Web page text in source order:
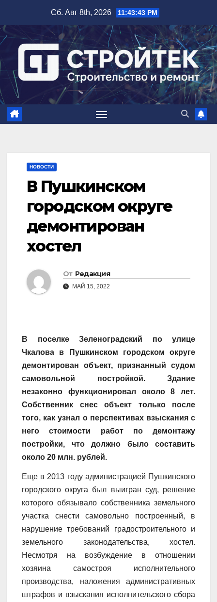
содержимому
Сб. Авг 8th, 2026 11:43:44 PM
НОВОСТИ
В Пушкинском
городском округе
демонтирован
хостел
От Редакция
МАЙ 15, 2022
В поселке Зеленоградский по улице
Чкалова в Пушкинском городском округе
демонтирован объект, признанный судом
самовольной постройкой. Здание
незаконно функционировал около 8 лет.
Собственник снес объект только после
того, как узнал о перспективах взыскания с
него стоимости работ по демонтажу
постройки, что должно было составить
около 20 млн. рублей.
Еще в 2013 году администрацией Пушкинского
городского округа был выигран суд, решение
которого обязывало собственника земельного
участка снести самовольно построенный, в
нарушение требований градостроительного и
земельного законодательства, хостел.
Несмотря на возбуждение в отношении
хозяина самостроя исполнительного
производства, наложения административных
штрафов и взыскания исполнительского сбора